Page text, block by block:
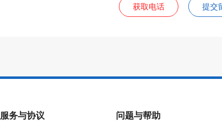
获取电话 提交
服务与协议 问题与帮助